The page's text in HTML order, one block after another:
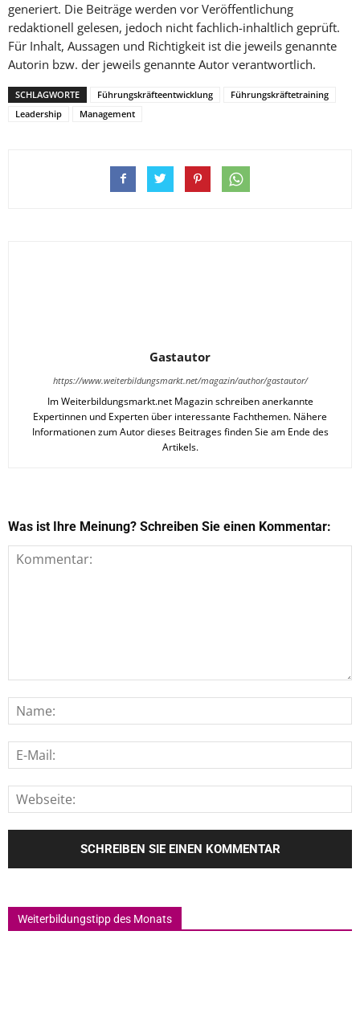
generiert. Die Beiträge werden vor Veröffentlichung
redaktionell gelesen, jedoch nicht fachlich-inhaltlich geprüft.
Für Inhalt, Aussagen und Richtigkeit ist die jeweils genannte
Autorin bzw. der jeweils genannte Autor verantwortlich.
SCHLAGWORTE Führungskräfteentwicklung
Führungskräftetraining
Leadership
Management
Gastautor
https://www.weiterbildungsmarkt.net/magazin/author/gastautor/
Im Weiterbildungsmarkt.net Magazin schreiben anerkannte
Expertinnen und Experten über interessante Fachthemen. Nähere
Informationen zum Autor dieses Beitrages finden Sie am Ende des
Artikels.
Was ist Ihre Meinung? Schreiben Sie einen Kommentar:
Weiterbildungstipp des Monats